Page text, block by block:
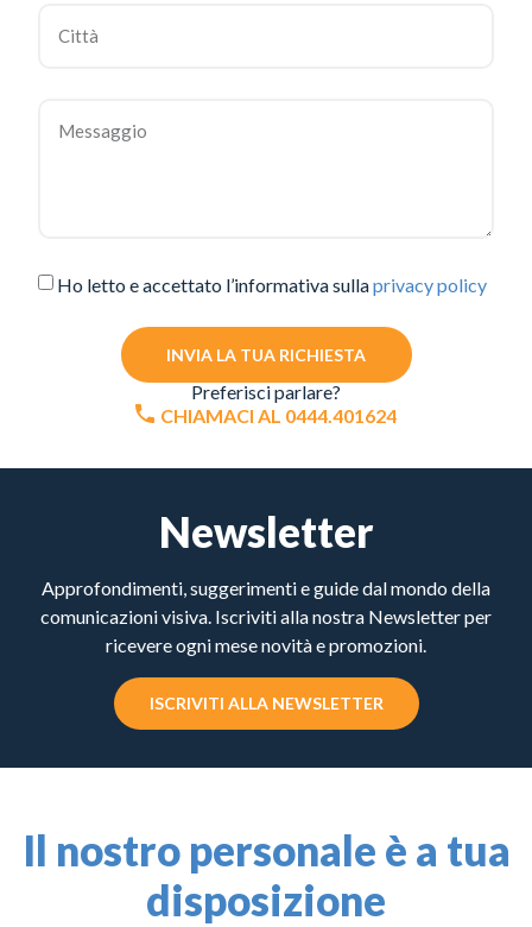
Ho letto e accettato l’informativa sullaprivacy policy
INVIA LA TUA RICHIESTA
Preferisci parlare?
CHIAMACI AL 0444.401624
Newsletter
Approfondimenti, suggerimenti e guide dal mondo della
comunicazioni visiva. Iscriviti alla nostra Newsletter per
ricevere ogni mese novità e promozioni.
ISCRIVITI ALLA NEWSLETTER
Il nostro personale è a tua
disposizione